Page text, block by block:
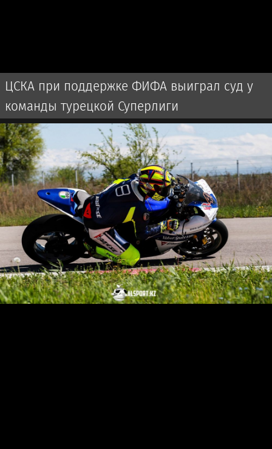
ЦСКА при поддержке ФИФА выиграл суд у
команды турецкой Суперлиги